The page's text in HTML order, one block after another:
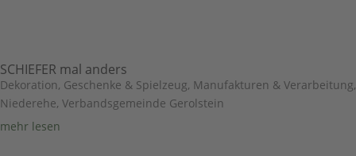
SCHIEFER mal anders
Dekoration, Geschenke & Spielzeug, Manufakturen & Verarbeitung,
Niederehe, Verbandsgemeinde Gerolstein
mehr lesen